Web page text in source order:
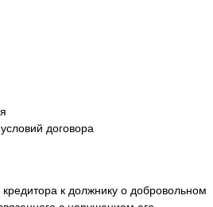
договора
к должнику о добровольном